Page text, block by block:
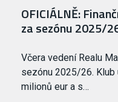
OFICIÁLNĚ:
za sezónu 2025/
Včera vedení Realu
sezónu 2025/26.
milionů eur a s…